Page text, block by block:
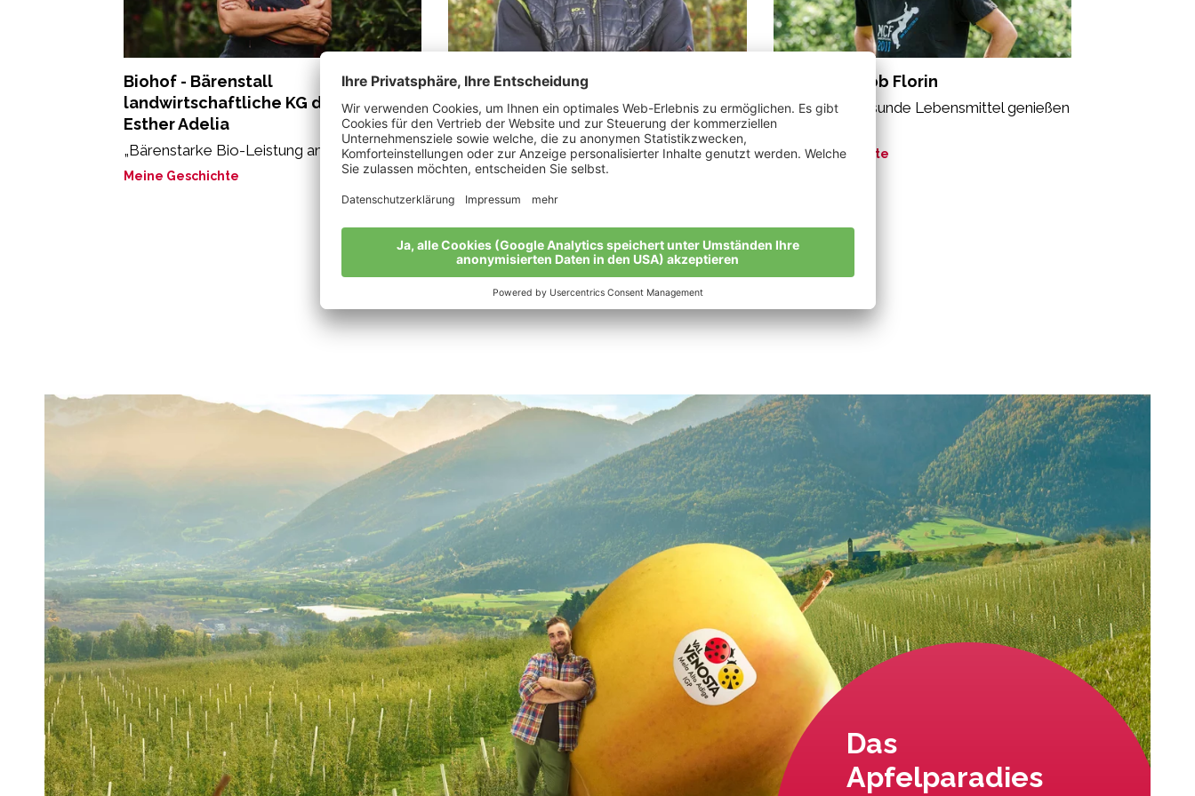
Biohof - Bärenstall
landwirtschaftliche KG der Stricker
Esther Adelia
„Bärenstarke Bio-Leistung am Bärenstall“
Meine Geschichte
Spechtenhauser Stefan
"Ich möchte meinen Söhnen einen guten
Boden hinterlassen"
Meine Geschichte
Pedross Jakob Florin
„Alle sollen gesunde Lebensmittel genießen
dürfen“
Meine Geschichte
Alle Bio-Bauern im Überblick
Das
Apfelparadies